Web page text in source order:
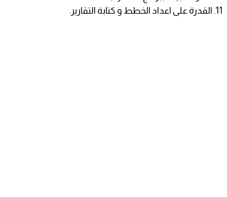
11. القدرة على اعداد الخطط و كتابة التقارير.